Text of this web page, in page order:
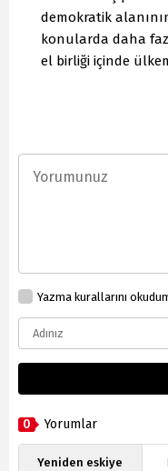
demokratik
konularda daha
el birliği içinde
Yazma kurallarını
0 Yorumlar
Yeniden eskiye